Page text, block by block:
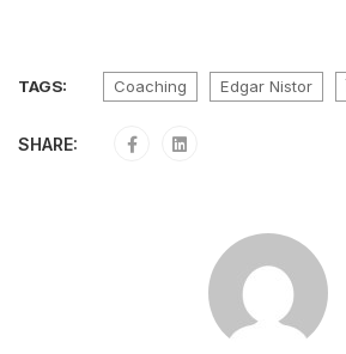
TAGS: Coaching Edgar Nistor
SHARE: